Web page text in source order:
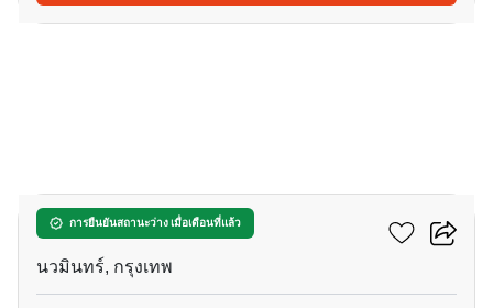
การยืนยันสถานะว่าง เมื่อเดือนที่แล้ว
แกรนด์ พาร์ค
นวมินทร์, กรุงเทพ